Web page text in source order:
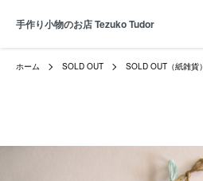
手作り小物のお店 Tezuko Tudor
ホーム SOLD OUT SOLD OUT（紙雑貨）